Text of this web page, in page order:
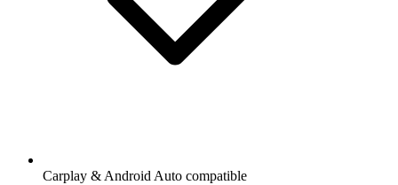
Carplay & Android Auto compatible